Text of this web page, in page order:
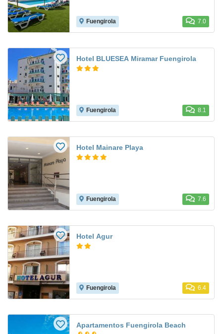
Fuengirola 7.0
Hotel BLUESEA Miramar Fuengirola
Fuengirola 8.1
Hotel Mainare Playa
Fuengirola 7.6
Hotel Agur
Fuengirola 6.4
Apartamentos Fuengirola Beach